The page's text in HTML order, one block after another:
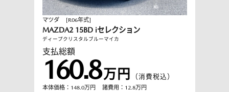
マツダ [R06年式]
MAZDA2 15BD iセレクション
ディープクリスタルブルーマイカ
支払総額
160.8万円 （消費税込）
本体価格：148.0万円 諸費用：12.8万円